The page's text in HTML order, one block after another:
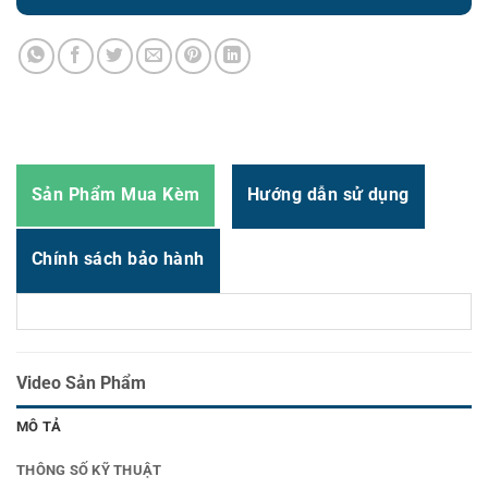
Zalo0987.919.040
Thời gian:Từ 8h-17h30 Thứ 2 đến Thứ 7
Sản Phẩm Mua Kèm Hướng dẫn sử dụng
Chính sách bảo hành
Video Sản Phẩm
MÔ TẢ
THÔNG SỐ KỸ THUẬT